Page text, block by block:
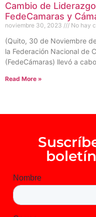
Cambio de
FedeCamaras y
noviembre 30, 2023 No hay
(Quito, 30 de Noviembre
la Federación Nacional de
(FedeCámaras) llevó a
Read More »